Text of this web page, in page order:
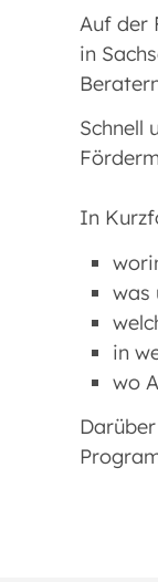
Auf der
in
Schnell
In
was
in
wo